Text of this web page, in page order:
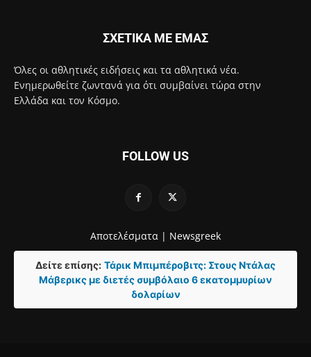
ΣΧΕΤΙΚΑ ΜΕ ΕΜΑΣ
Όλες οι αθλητικές ειδήσεις και τα αθλητικά νέα.
Ενημερωθείτε ζωντανά για ότι συμβαίνει τώρα στην
Ελλάδα και τον Κόσμο.
FOLLOW US
Αποτελέσματα | Newsgreek
Δείτε επίσης: Τάρικ Μπιμπέροβιτς: Στους Ντάλας
Μάβερικς με διετές συμβόλαιο 6 εκατομμυρίων
δολαρίων